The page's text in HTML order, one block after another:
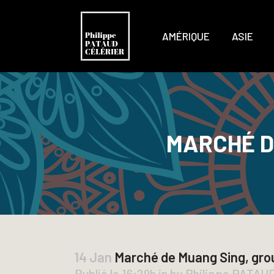
AMÉRIQUE ASIE
MARCHÉ
14 Jan Marché de Muang Sing,